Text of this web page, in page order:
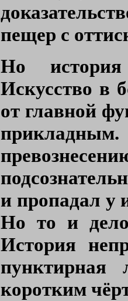
пещер с
Но история
Искусство в
от главной
и пропадал у
Но то и
История
коротким